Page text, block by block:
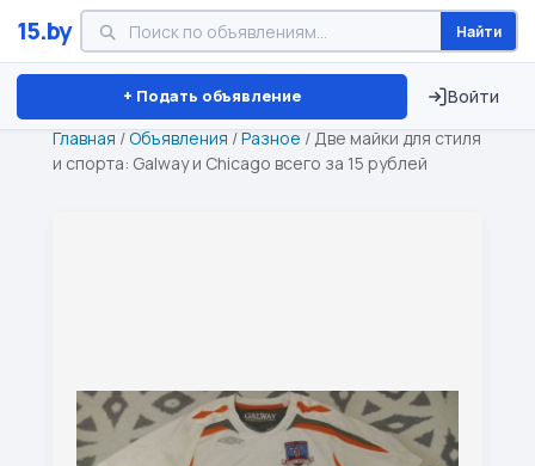
15.by Найти
+ Подать объявление Войти
Минск Витебск Брест ⏱ ТОЛЬКО 15 ДНЕЙ
Главная /Объявления /Разное / Две майки для стиля
и спорта: Galway и Chicago всего за 15 рублей